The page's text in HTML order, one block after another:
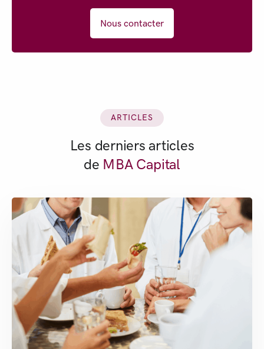
Nous contacter
ARTICLES
Les derniers articles
de MBA Capital